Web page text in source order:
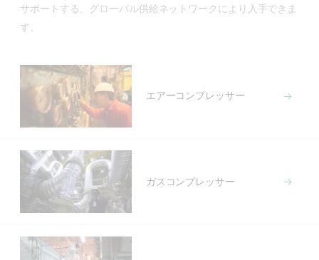
サポートする、グローバル供給ネットワークにより入手できま
す。
エアーコンプレッサー
ガスコンプレッサー